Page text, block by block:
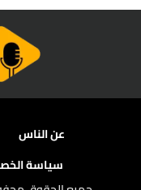
عن الناس
سياسة